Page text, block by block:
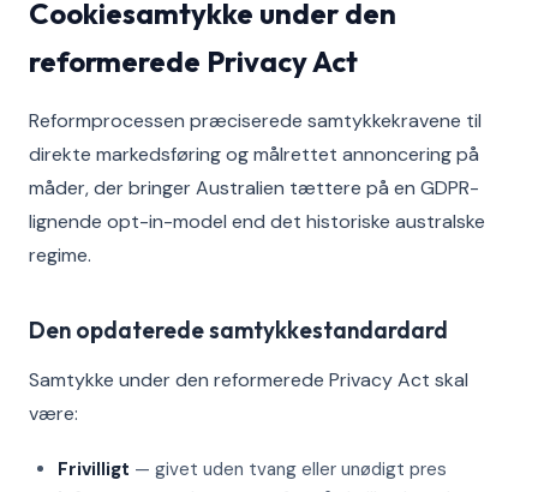
Cookiesamtykke under den
reformerede Privacy Act
Reformprocessen præciserede samtykkekravene til
direkte markedsføring og målrettet annoncering på
måder, der bringer Australien tættere på en GDPR-
lignende opt-in-model end det historiske australske
regime.
Den opdaterede samtykkestandardard
Samtykke under den reformerede Privacy Act skal
være:
Frivilligt — givet uden tvang eller unødigt pres